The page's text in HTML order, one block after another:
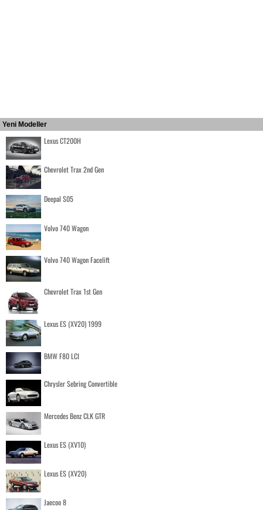
Yeni Modeller
Lexus CT200H
Chevrolet Trax 2nd Gen
Deepal S05
Volvo 740 Wagon
Volvo 740 Wagon Facelift
Chevrolet Trax 1st Gen
Lexus ES (XV20) 1999
BMW F80 LCI
Chrysler Sebring Convertible
Mercedes Benz CLK GTR
Lexus ES (XV10)
Lexus ES (XV20)
Jaecoo 8